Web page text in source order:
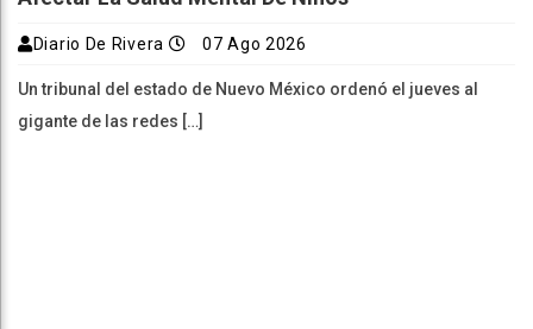
Diario De Rivera 07 Ago 2026
Un tribunal del estado de Nuevo México ordenó el jueves al
gigante de las redes […]